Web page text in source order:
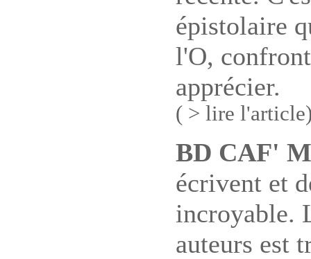
épistolaire
l'O,
apprécier.
( > lire
BD CAF'
écrivent et
incroyable.
auteurs est